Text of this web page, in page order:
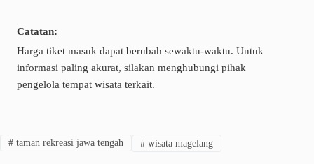
Catatan:
Harga tiket masuk dapat berubah sewaktu-waktu. Untuk
informasi paling akurat, silakan menghubungi pihak
pengelola tempat wisata terkait.
#taman rekreasi jawa tengah #wisata magelang